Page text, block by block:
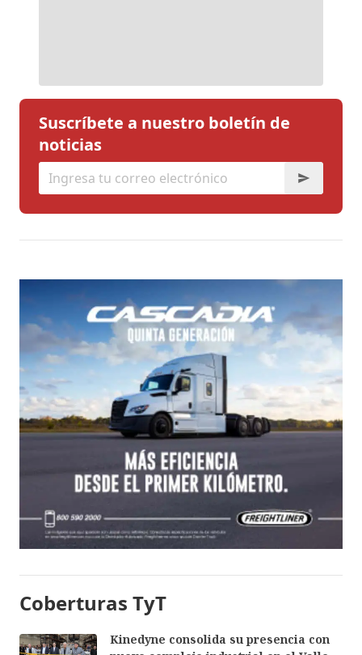
Suscríbete a nuestro boletín de
noticias
Coberturas TyT
Kinedyne consolida su presencia con